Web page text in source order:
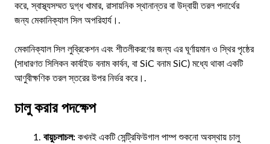
করে, স্বাস্থ্যসম্মত দুগ্ধ খামার, রাসায়নিক স্থানান্তর বা উদ্বায়ী তরল পদার্থের
জন্য মেকানিক্যাল সিল অপরিহার্য।.
মেকানিক্যাল সিল লুব্রিকেশন এবং শীতলীকরণের জন্য এর ঘূর্ণায়মান ও স্থির পৃষ্ঠের
(সাধারণত সিলিকন কার্বাইড বনাম কার্বন, বা SiC বনাম SiC) মধ্যে থাকা একটি
আণুবীক্ষণিক তরল স্তরের উপর নির্ভর করে।.
চালু করার পদক্ষেপ
বায়ুচলাচল: কখনই একটি সেন্ট্রিফিউগাল পাম্প শুকনো অবস্থায় চালু